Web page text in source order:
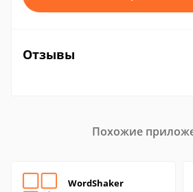
Отзывы
Похожие
WordShaker